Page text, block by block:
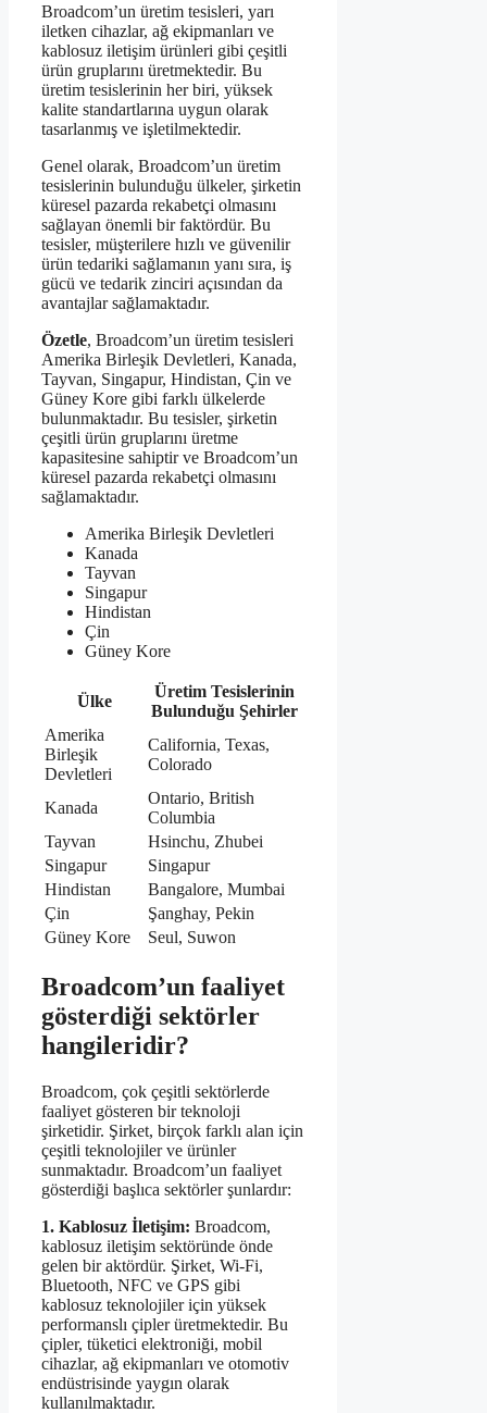
Broadcom’un üretim tesisleri, yarı
iletken cihazlar, ağ ekipmanları ve
kablosuz iletişim ürünleri gibi çeşitli
ürün gruplarını üretmektedir. Bu
üretim tesislerinin her biri, yüksek
kalite standartlarına uygun olarak
tasarlanmış ve işletilmektedir.
Genel olarak, Broadcom’un üretim
tesislerinin bulunduğu ülkeler, şirketin
küresel pazarda rekabetçi olmasını
sağlayan önemli bir faktördür. Bu
tesisler, müşterilere hızlı ve güvenilir
ürün tedariki sağlamanın yanı sıra, iş
gücü ve tedarik zinciri açısından da
avantajlar sağlamaktadır.
Özetle, Broadcom’un üretim tesisleri
Amerika Birleşik Devletleri, Kanada,
Tayvan, Singapur, Hindistan, Çin ve
Güney Kore gibi farklı ülkelerde
bulunmaktadır. Bu tesisler, şirketin
çeşitli ürün gruplarını üretme
kapasitesine sahiptir ve Broadcom’un
küresel pazarda rekabetçi olmasını
sağlamaktadır.
Amerika Birleşik Devletleri
Kanada
Tayvan
Singapur
Hindistan
Çin
Güney Kore
Ülke
Üretim Tesislerinin
Bulunduğu Şehirler
Amerika
Birleşik
Devletleri
California, Texas,
Colorado
Kanada
Ontario, British
Columbia
Tayvan
Hsinchu, Zhubei
Singapur
Singapur
Hindistan
Bangalore, Mumbai
Çin
Şanghay, Pekin
Güney Kore
Seul, Suwon
Broadcom’un faaliyet
gösterdiği sektörler
hangileridir?
Broadcom, çok çeşitli sektörlerde
faaliyet gösteren bir teknoloji
şirketidir. Şirket, birçok farklı alan için
çeşitli teknolojiler ve ürünler
sunmaktadır. Broadcom’un faaliyet
gösterdiği başlıca sektörler şunlardır:
1. Kablosuz İletişim: Broadcom,
kablosuz iletişim sektöründe önde
gelen bir aktördür. Şirket, Wi-Fi,
Bluetooth, NFC ve GPS gibi
kablosuz teknolojiler için yüksek
performanslı çipler üretmektedir. Bu
çipler, tüketici elektroniği, mobil
cihazlar, ağ ekipmanları ve otomotiv
endüstrisinde yaygın olarak
kullanılmaktadır.